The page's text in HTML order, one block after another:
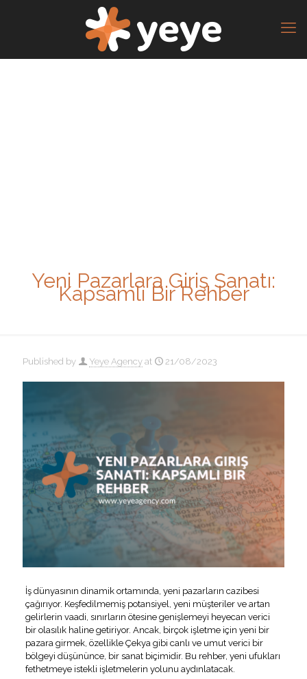
Yeni Pazarlara Giriş Sanatı:
Kapsamlı Bir Rehber
Published by Yeye Agency at 21/08/2023
İş dünyasının dinamik ortamında, yeni pazarların cazibesi
çağırıyor. Keşfedilmemiş potansiyel, yeni müşteriler ve artan
gelirlerin vaadi, sınırların ötesine genişlemeyi heyecan verici
bir olasılık haline getiriyor. Ancak, birçok işletme için yeni bir
pazara girmek, özellikle Çekya gibi canlı ve umut verici bir
bölgeyi düşününce, bir sanat biçimidir. Bu rehber, yeni ufukları
fethetmeye istekli işletmelerin yolunu aydınlatacak.